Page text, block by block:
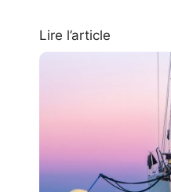
Lire l’article